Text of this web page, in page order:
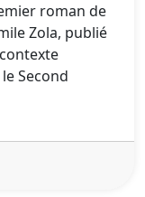
roman de
Zola, publié
Second